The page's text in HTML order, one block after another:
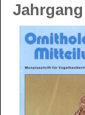
Jahrgang